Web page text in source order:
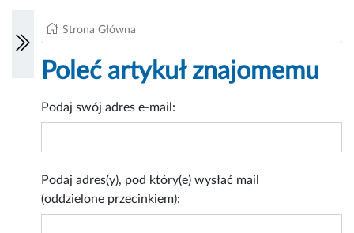
Strona Główna
Poleć artykuł znajomemu
Podaj swój adres e-mail:
Podaj adres(y), pod który(e) wysłać mail
(oddzielone przecinkiem):